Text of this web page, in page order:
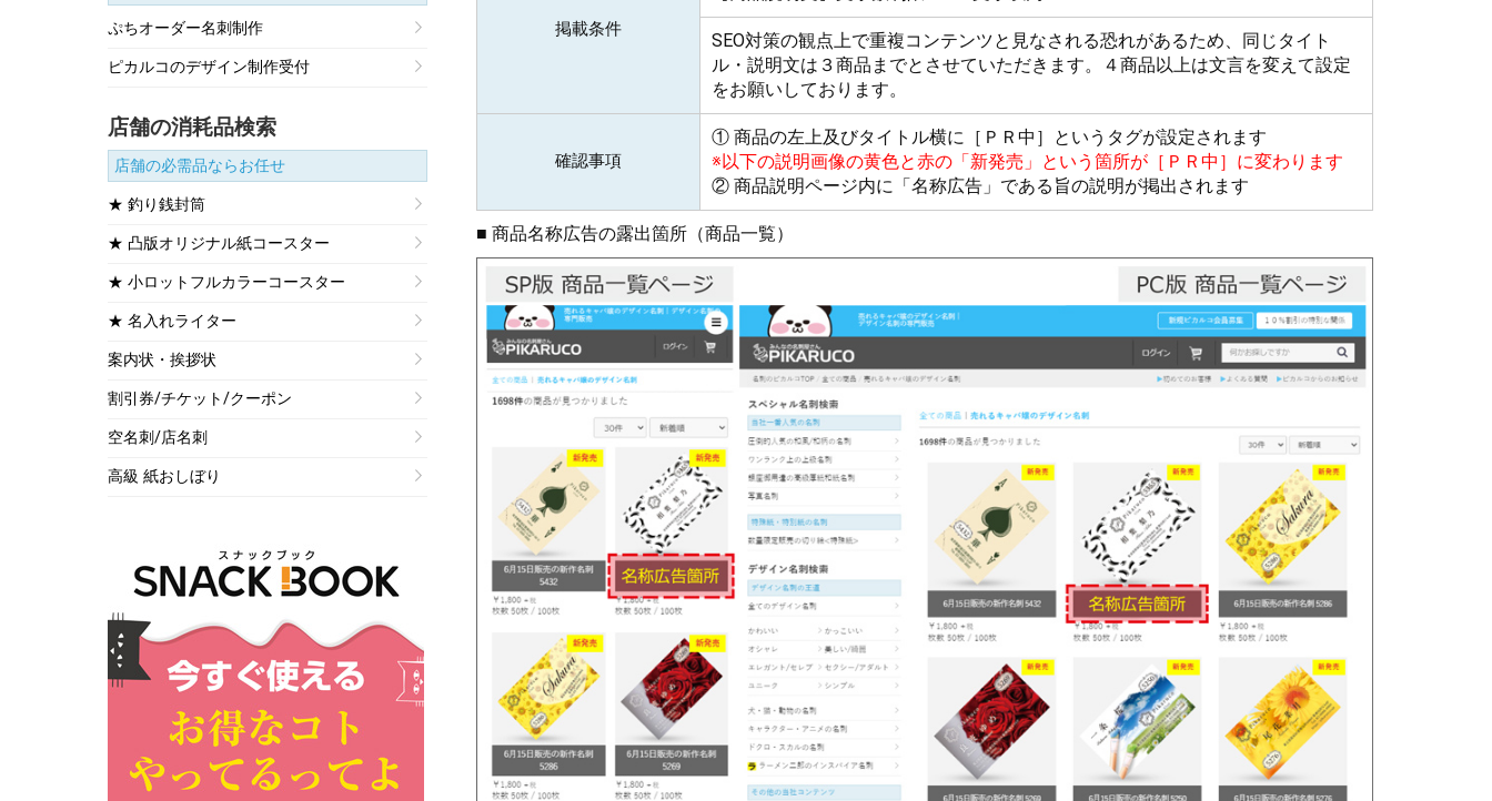
ぷちオーダー名刺制作
ピカルコのデザイン制作受付
店舗の消耗品検索
店舗の必需品ならお任せ
★ 釣り銭封筒
★ 凸版オリジナル紙コースター
★ 小ロットフルカラーコースター
★ 名入れライター
案内状・挨拶状
割引券/チケット/クーポン
空名刺/店名刺
高級 紙おしぼり
掲載条件
SEO対策の観点上で重複コンテンツと見なされる恐れがあるため、同じタイト
ル・説明文は３商品までとさせていただきます。４商品以上は文言を変えて設定
をお願いしております。
確認事項
① 商品の左上及びタイトル横に［ＰＲ中］というタグが設定されます
※以下の説明画像の黄色と赤の「新発売」という箇所が［ＰＲ中］に変わります
② 商品説明ページ内に「名称広告」である旨の説明が掲出されます
■ 商品名称広告の露出箇所（商品一覧）